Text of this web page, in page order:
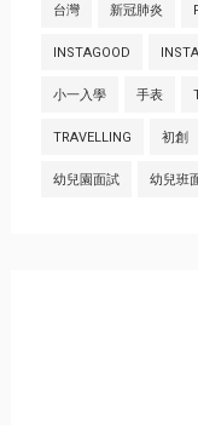
台灣 新冠肺炎
INSTAGOOD
小一入學 手表
TRAVELLING 初創
幼兒園面試 幼兒班